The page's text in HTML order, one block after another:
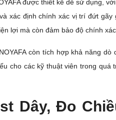
được thiết kế dễ sử dụng,
xác định chính xác vị trí đứt
lợi mà còn đảm bảo độ chính
còn tích hợp khả năng
cho các kỹ thuật viên trong
Dây, Đo